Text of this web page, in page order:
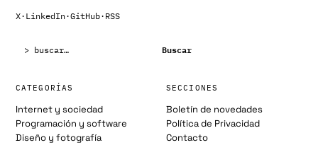
X· LinkedIn·GitHub· RSS
Buscar
CATEGORÍAS
Internet y sociedad
Programación y software
Diseño y fotografía
SECCIONES
Boletín de novedades
Política de Privacidad
Contacto